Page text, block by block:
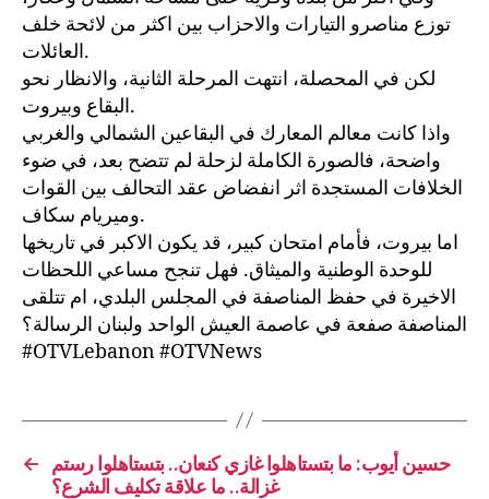
توزع مناصرو التيارات والاحزاب بين اكثر من لائحة خلف
العائلات.
لكن في المحصلة، انتهت المرحلة الثانية، والانظار نحو
البقاع وبيروت.
واذا كانت معالم المعارك في البقاعين الشمالي والغربي
واضحة، فالصورة الكاملة لزحلة لم تتضح بعد، في ضوء
الخلافات المستجدة اثر انفضاض عقد التحالف بين القوات
وميريام سكاف.
اما بيروت، فأمام امتحان كبير، قد يكون الاكبر في تاريخها
للوحدة الوطنية والميثاق. فهل تنجح مساعي اللحظات
الاخيرة في حفظ المناصفة في المجلس البلدي، ام تتلقى
المناصفة صفعة في عاصمة العيش الواحد ولبنان الرسالة؟
#OTVLebanon #OTVNews
←
حسين أيوب: ما بتستاهلوا غازي كنعان.. بتستاهلوا رستم
غزالة.. ما علاقة تكليف الشرع؟